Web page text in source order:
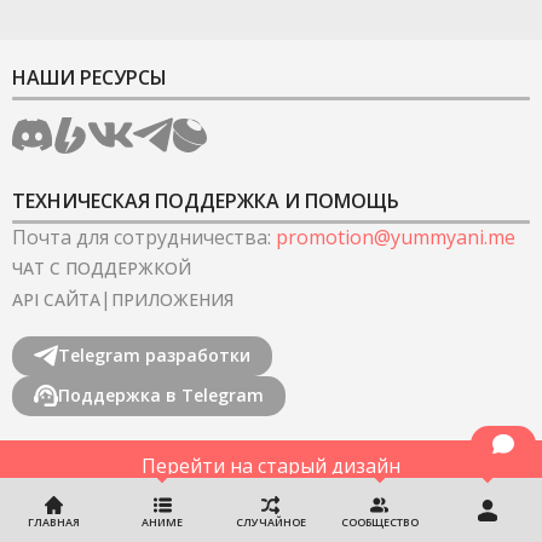
ГЛАВНАЯ АНИМЕ СЛУЧАЙНОЕ СООБЩЕСТВО
НАШИ РЕСУРСЫ
ТЕХНИЧЕСКАЯ ПОДДЕРЖКА И ПОМОЩЬ
Почта для сотрудничества: promotion@yummyani.me
ЧАТ С ПОДДЕРЖКОЙ
API САЙТА| ПРИЛОЖЕНИЯ
Telegram разработки
Поддержка в Telegram
Перейти на старый дизайн
©2022-2026YummyAnime.Все права защищены